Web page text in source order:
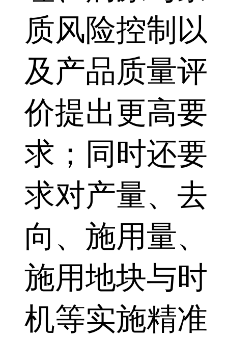
质风险控制以
及产品质量评
价提出更高要
求；同时还要
求对产量、去
向、施用量、
施用地块与时
机等实施精准